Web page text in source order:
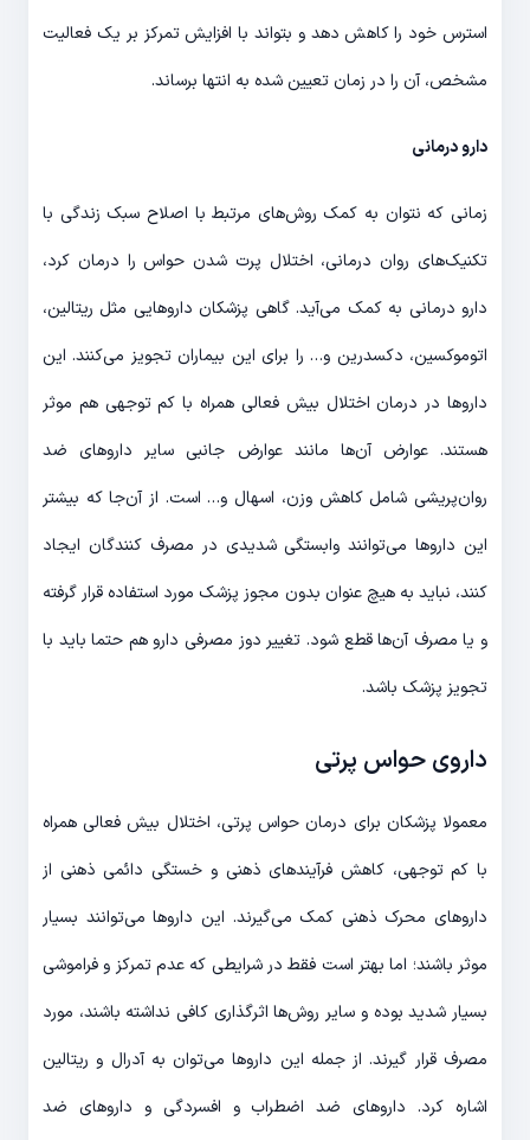
استرس خود را کاهش دهد و بتواند با افزایش تمرکز بر یک فعالیت
مشخص، آن را در زمان تعیین شده به انتها برساند.
دارو درمانی
زمانی که نتوان به کمک روش‌های مرتبط با اصلاح سبک زندگی با
تکنیک‌های روان درمانی، اختلال پرت شدن حواس را درمان کرد،
دارو درمانی به کمک می‌آید. گاهی پزشکان داروهایی مثل ریتالین،
اتوموکسین، دکسدرین و… را برای این بیماران تجویز می‌کنند. این
داروها در درمان اختلال بیش فعالی همراه با کم توجهی هم موثر
هستند. عوارض آن‌ها مانند عوارض جانبی سایر داروهای ضد
روان‌پریشی شامل کاهش وزن، اسهال و… است. از آن‌جا که بیشتر
این داروها می‌توانند وابستگی شدیدی در مصرف کنندگان ایجاد
کنند، نباید به هیچ عنوان بدون مجوز پزشک مورد استفاده قرار گرفته
و یا مصرف آن‌ها قطع شود. تغییر دوز مصرفی دارو هم حتما باید با
تجویز پزشک باشد.
داروی حواس پرتی
معمولا پزشکان برای درمان حواس پرتی، اختلال بیش فعالی همراه
با کم توجهی، کاهش فرآیندهای ذهنی و خستگی دائمی ذهنی از
داروهای محرک‌ ذهنی کمک می‌گیرند. این داروها می‌توانند بسیار
موثر باشند؛ اما بهتر است فقط در شرایطی که عدم تمرکز و فراموشی
بسیار شدید بوده و سایر روش‌ها اثرگذاری کافی نداشته باشند، مورد
مصرف قرار گیرند. از جمله این داروها می‌توان به آدرال و ریتالین
اشاره کرد. داروهای ضد اضطراب و افسردگی و داروهای ضد